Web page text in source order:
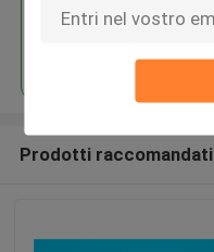
Prodotti raccomandati